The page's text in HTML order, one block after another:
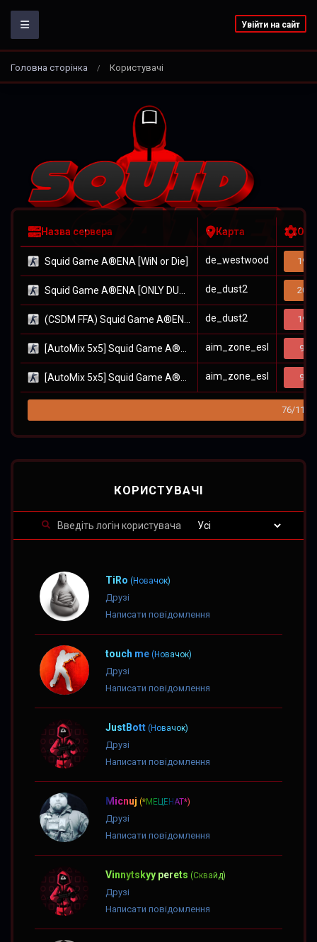
Увійти на сайт
Головна сторінка / Користувачі
Назва сервера Карта
Squid Game A®ENA [WiN or Die] de_westwood 19/
Squid Game A®ENA [ONLY DUST2] de_dust2 20/
(CSDM FFA) Squid Game A®ENA de_dust2 19/
[AutoMix 5x5] Squid Game A®ENA #1 aim_zone_esl 9/11
[AutoMix 5x5] Squid Game A®ENA #2 aim_zone_esl 9/11
76/110
КОРИСТУВАЧІ
TiRo (Новачок)
Друзі
Написати повідомлення
touch me (Новачок)
Друзі
Написати повідомлення
JustBott (Новачок)
Друзі
Написати повідомлення
Micnuj (*МЕЦЕНАТ*)
Друзі
Написати повідомлення
Vinnytskyy perets (Сквайд)
Друзі
Написати повідомлення